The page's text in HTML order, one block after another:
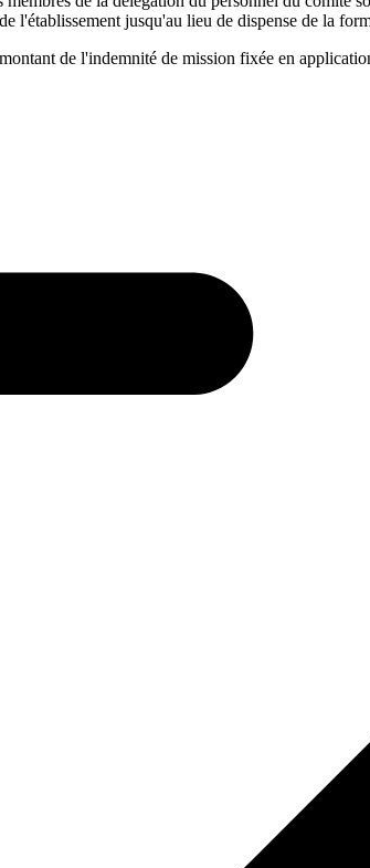
l'établissement jusqu'au lieu de dispense de la
de l'indemnité de mission fixée en